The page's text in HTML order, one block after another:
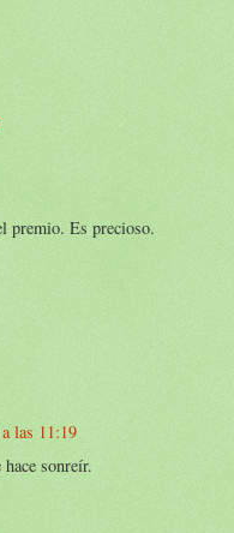
premio. Es precioso.
las 11:19
sonreír.